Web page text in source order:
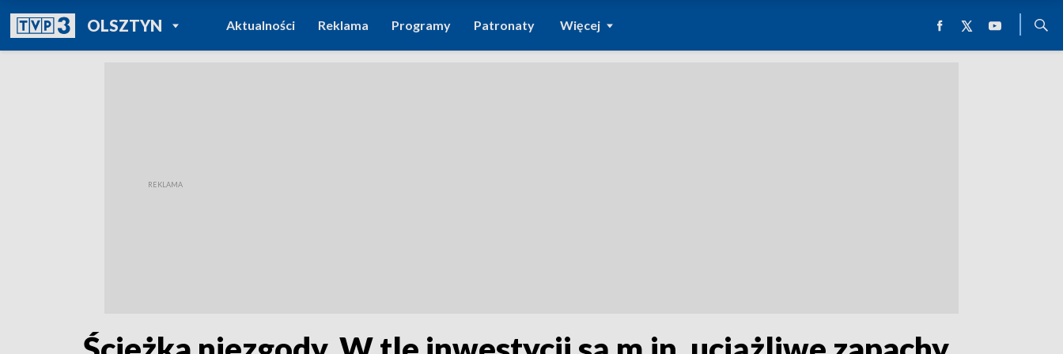
OLSZTYNPOWRÓT DO
TVP REGIONY
Aktualności Reklama Programy Patronaty Więcej